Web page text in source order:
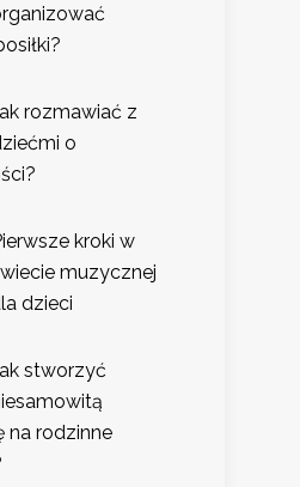
rozmawiać z
o
kroki w
muzycznej
dzieci
stworzyć
na rodzinne